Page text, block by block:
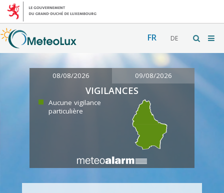
FR DE
08/08/2026 09/08/2026
VIGILANCES
Aucune vigilance
particulière